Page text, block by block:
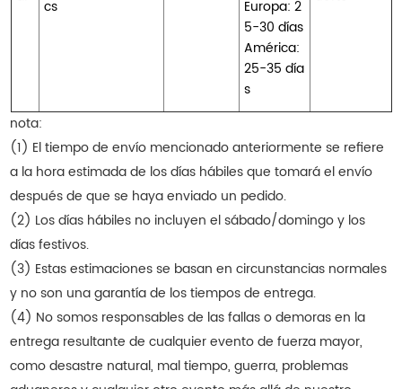
cs
Europa: 2
5-30 días
América:
25-35 día
s
nota:
(1) El tiempo de envío mencionado anteriormente se refiere
a la hora estimada de los días hábiles que tomará el envío
después de que se haya enviado un pedido.
(2) Los días hábiles no incluyen el sábado/domingo y los
días festivos.
(3) Estas estimaciones se basan en circunstancias normales
y no son una garantía de los tiempos de entrega.
(4) No somos responsables de las fallas o demoras en la
entrega resultante de cualquier evento de fuerza mayor,
como desastre natural, mal tiempo, guerra, problemas